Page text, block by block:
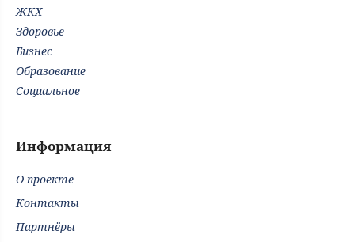
ЖКХ
Здоровье
Бизнес
Образование
Социальное
Информация
О проекте
Контакты
Партнёры